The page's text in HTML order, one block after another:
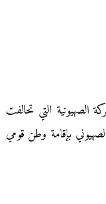
الحركة الصهيونية التي تحالفت
بإقامة وطن قومي